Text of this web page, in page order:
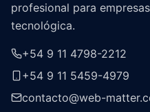
profesional para
tecnológica.
+54 9 11 4798-2212
+54 9 11 5459-4979
contacto@web-